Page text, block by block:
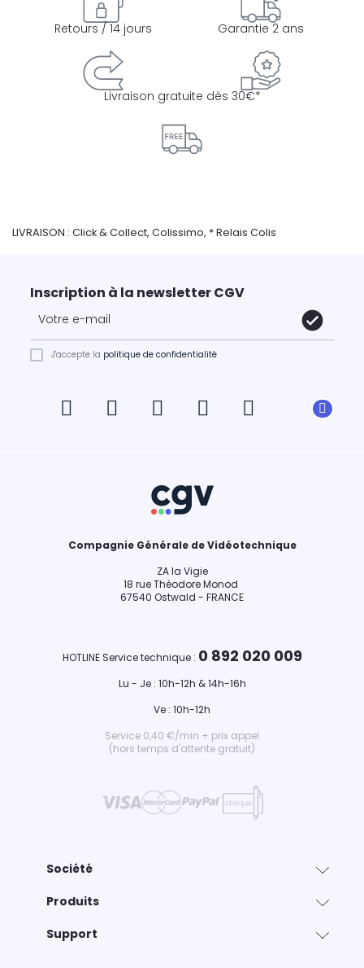
Retours / 14 jours Garantie 2 ans
Livraison gratuite dès 30€*
LIVRAISON : Click & Collect, Colissimo, * Relais Colis
Inscription à la newsletter CGV
J'accepte la politique de confidentialité
Compagnie Générale de Vidéotechnique
ZA la Vigie
18 rue Théodore Monod
67540 Ostwald - FRANCE
HOTLINE Service technique : 0 892 020 009
Lu - Je : 10h-12h & 14h-16h
Ve : 10h-12h
Service 0,40 €/min + prix appel
(hors temps d'attente gratuit)
Société
Produits
Support